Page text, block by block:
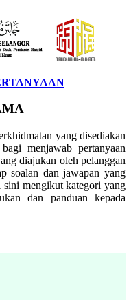
yang disediakan
menjawab pertanyaan
diajukan oleh pelanggan
soalan dan jawapan yang
mengikut kategori yang
dan panduan kepada